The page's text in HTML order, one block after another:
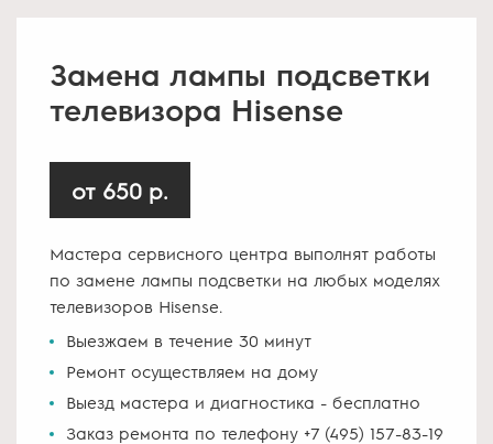
Замена лампы подсветки
телевизора Hisense
от 650 р.
Мастера сервисного центра выполнят работы
по замене лампы подсветки на любых моделях
телевизоров Hisense.
Выезжаем в течение 30 минут
Ремонт осуществляем на дому
Выезд мастера и диагностика - бесплатно
Заказ ремонта по телефону +7 (495) 157-83-19